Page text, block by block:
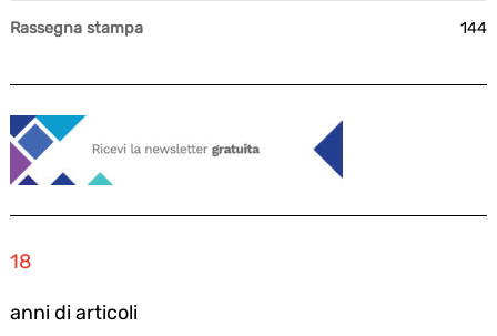
Rassegna stampa 144
18
anni di articoli